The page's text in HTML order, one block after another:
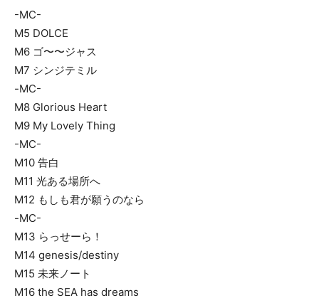
-MC-
M5 DOLCE
M6 ゴ〜〜ジャス
M7 シンジテミル
-MC-
M8 Glorious Heart
M9 My Lovely Thing
-MC-
M10 告白
M11 光ある場所へ
M12 もしも君が願うのなら
-MC-
M13 らっせーら！
M14 genesis/destiny
M15 未来ノート
M16 the SEA has dreams